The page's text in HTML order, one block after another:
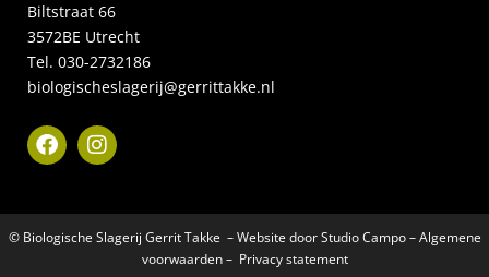
Biltstraat 66
3572BE Utrecht
Tel. 030-2732186
biologischeslagerij@gerrittakke.nl
© Biologische Slagerij Gerrit Takke – Website doorStudio Campo–Algemene
voorwaarden– Privacy statement